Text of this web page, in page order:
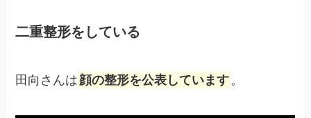
二重整形をしている
田向さんは顔の整形を公表しています。